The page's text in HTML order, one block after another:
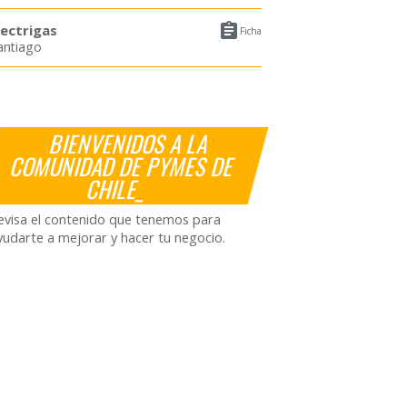
 Ficha
BIENVENIDOS A LA
COMUNIDAD DE PYMES DE
CHILE_
el contenido que tenemos para
a mejorar y hacer tu negocio.